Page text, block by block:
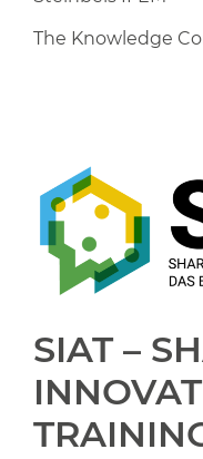
The Knowledge
SIAT –